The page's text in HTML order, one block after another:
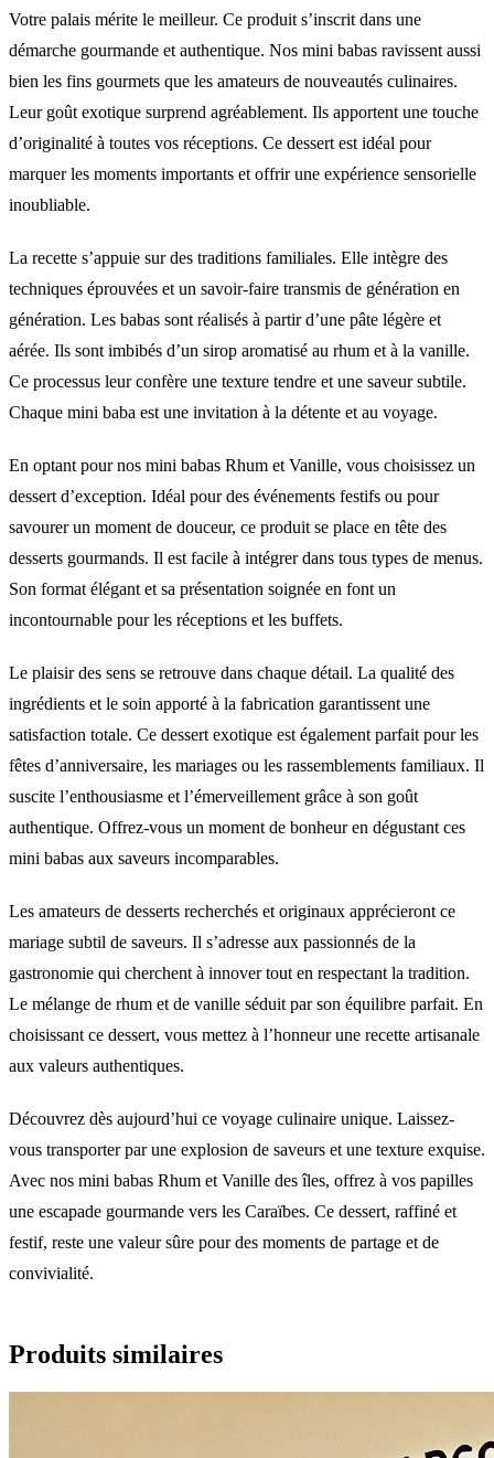
Votre palais mérite le meilleur. Ce produit s’inscrit dans une
démarche gourmande et authentique. Nos mini babas ravissent aussi
bien les fins gourmets que les amateurs de nouveautés culinaires.
Leur goût exotique surprend agréablement. Ils apportent une touche
d’originalité à toutes vos réceptions. Ce dessert est idéal pour
marquer les moments importants et offrir une expérience sensorielle
inoubliable.
La recette s’appuie sur des traditions familiales. Elle intègre des
techniques éprouvées et un savoir-faire transmis de génération en
génération. Les babas sont réalisés à partir d’une pâte légère et
aérée. Ils sont imbibés d’un sirop aromatisé au rhum et à la vanille.
Ce processus leur confère une texture tendre et une saveur subtile.
Chaque mini baba est une invitation à la détente et au voyage.
En optant pour nos mini babas Rhum et Vanille, vous choisissez un
dessert d’exception. Idéal pour des événements festifs ou pour
savourer un moment de douceur, ce produit se place en tête des
desserts gourmands. Il est facile à intégrer dans tous types de menus.
Son format élégant et sa présentation soignée en font un
incontournable pour les réceptions et les buffets.
Le plaisir des sens se retrouve dans chaque détail. La qualité des
ingrédients et le soin apporté à la fabrication garantissent une
satisfaction totale. Ce dessert exotique est également parfait pour les
fêtes d’anniversaire, les mariages ou les rassemblements familiaux. Il
suscite l’enthousiasme et l’émerveillement grâce à son goût
authentique. Offrez-vous un moment de bonheur en dégustant ces
mini babas aux saveurs incomparables.
Les amateurs de desserts recherchés et originaux apprécieront ce
mariage subtil de saveurs. Il s’adresse aux passionnés de la
gastronomie qui cherchent à innover tout en respectant la tradition.
Le mélange de rhum et de vanille séduit par son équilibre parfait. En
choisissant ce dessert, vous mettez à l’honneur une recette artisanale
aux valeurs authentiques.
Découvrez dès aujourd’hui ce voyage culinaire unique. Laissez-
vous transporter par une explosion de saveurs et une texture exquise.
Avec nos mini babas Rhum et Vanille des îles, offrez à vos papilles
une escapade gourmande vers les Caraïbes. Ce dessert, raffiné et
festif, reste une valeur sûre pour des moments de partage et de
convivialité.
Produits similaires